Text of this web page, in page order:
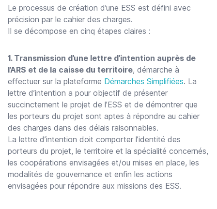
Le processus de création d’une ESS est défini avec
précision par le cahier des charges.
Il se décompose en cinq étapes claires :
1. Transmission d’une lettre d’intention auprès de
l’ARS et de la caisse du territoire, démarche à
effectuer sur la plateforme Démarches Simplifiées. La
lettre d’intention a pour objectif de présenter
succinctement le projet de l’ESS et de démontrer que
les porteurs du projet sont aptes à répondre au cahier
des charges dans des délais raisonnables.
La lettre d’intention doit comporter l’identité des
porteurs du projet, le territoire et la spécialité concernés,
les coopérations envisagées et/ou mises en place, les
modalités de gouvernance et enfin les actions
envisagées pour répondre aux missions des ESS.